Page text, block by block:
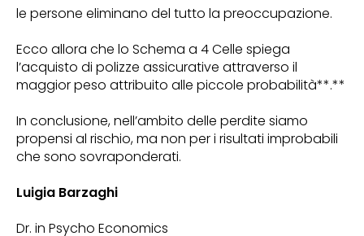
le persone eliminano del tutto la preoccupazione.
Ecco allora che lo Schema a 4 Celle spiega
l’acquisto di polizze assicurative attraverso il
maggior peso attribuito alle piccole probabilità**.**
In conclusione, nell’ambito delle perdite siamo
propensi al rischio, ma non per i risultati improbabili
che sono sovraponderati.
Luigia Barzaghi
Dr. in Psycho Economics